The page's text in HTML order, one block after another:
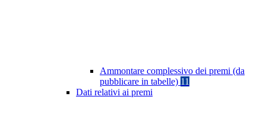
Ammontare complessivo dei premi (da
pubblicare in tabelle) 11
Dati relativi ai premi